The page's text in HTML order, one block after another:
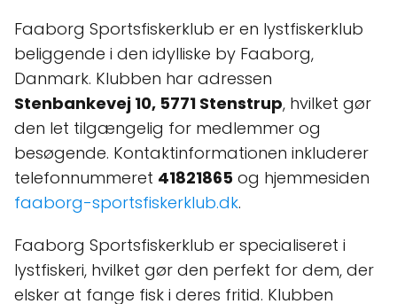
Faaborg Sportsfiskerklub er en lystfiskerklub
beliggende i den idylliske by Faaborg,
Danmark. Klubben har adressen
Stenbankevej 10, 5771 Stenstrup, hvilket gør
den let tilgængelig for medlemmer og
besøgende. Kontaktinformationen inkluderer
telefonnummeret 41821865 og hjemmesiden
faaborg-sportsfiskerklub.dk.
Faaborg Sportsfiskerklub er specialiseret i
lystfiskeri, hvilket gør den perfekt for dem, der
elsker at fange fisk i deres fritid. Klubben